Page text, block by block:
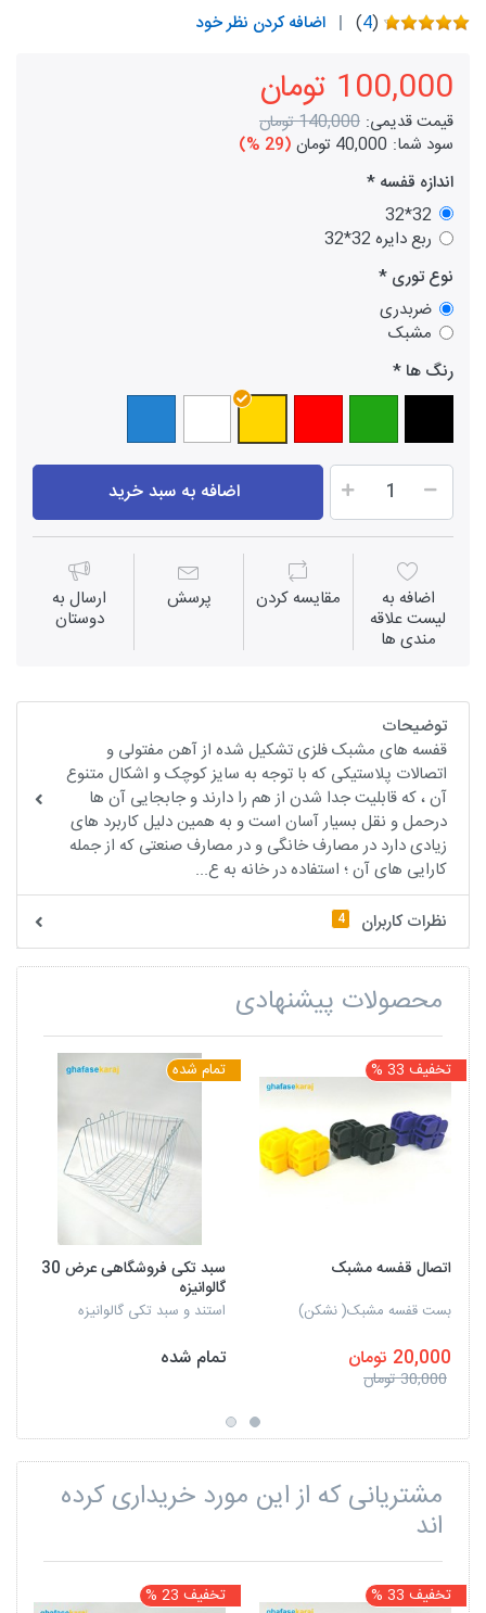
(
4
) اضافه کردن نظر خود
100,000 تومان
قیمت قدیمی: 140,000 تومان
سود شما: 40,000 تومان
(29 %)
اندازه قفسه
32*32
ربع دایره 32*32
نوع توری
ضربدری
مشبک
رنگ ها
اضافه به سبد خرید
اضافه به
لیست علاقه
مندی ها
مقايسه كردن پرسش ارسال به
دوستان
توضیحات
قفسه های مشبک فلزی تشکیل شده از آهن مفتولی و
اتصالات پلاستیکی که با توجه به سایز کوچک و اشکال متنوع
آن ، که قابلیت جدا شدن از هم را دارند و جابجایی آن ها
درحمل و نقل بسیار آسان است و به همین دلیل کاربرد های
زیادی دارد در مصارف خانگی و در مصارف صنعتی که از جمله
کارایی های آن ؛ استفاده در خانه به ع...
نظرات کاربران
4
محصولات پیشنهادی
تخفیف 33 %
اتصال قفسه مشبک
بست قفسه مشبک( نشکن)
20,000 تومان
30,000 تومان
تمام شده
سبد تکی فروشگاهی عرض 30
گالوانیزه
استند و سبد تکی گالوانیزه
تمام شده
مشتریانی که از این مورد خریداری کرده
اند
تخفیف 33 % تخفیف 23 %